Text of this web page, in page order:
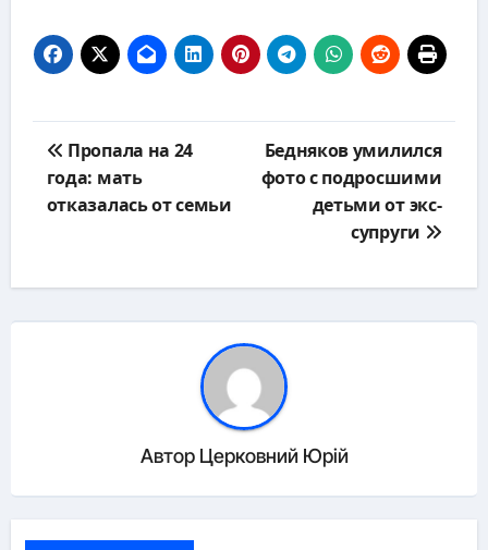
по
записям
Пропала на 24
года: мать
отказалась от семьи
Бедняков умилился
фото с подросшими
детьми от экс-
супруги
Автор Церковний Юрій